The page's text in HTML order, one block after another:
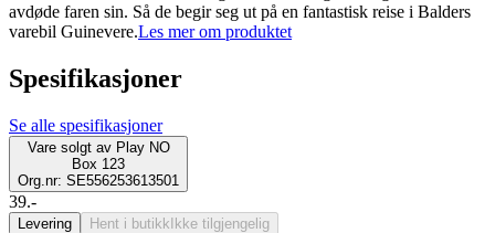
avdøde faren sin. Så de begir seg ut på en fantastisk reise i Balders
varebil Guinevere.Les mer om produktet
Spesifikasjoner
Se alle spesifikasjoner
Vare solgt av Play NO
Box 123
Org.nr: SE556253613501
39.-
Levering Hent i butikk Ikke tilgjengelig